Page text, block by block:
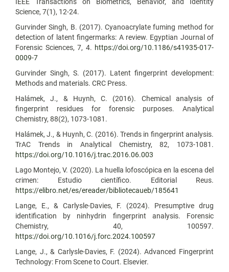
Science, 7(1), 12-24.
Gurvinder Singh, B. (2017). Cyanoacrylate fuming method for
detection of latent fingermarks: A review. Egyptian Journal of
Forensic Sciences, 7, 4. https://doi.org/10.1186/s41935-017-
0009-7
Gurvinder Singh, S. (2017). Latent fingerprint development:
Methods and materials. CRC Press.
Halámek, J., & Huynh, C. (2016). Chemical analysis of
fingerprint residues for forensic purposes. Analytical
Chemistry, 88(2), 1073-1081.
Halámek, J., & Huynh, C. (2016). Trends in fingerprint analysis.
TrAC Trends in Analytical Chemistry, 82, 1073-1081.
https://doi.org/10.1016/j.trac.2016.06.003
Lago Montejo, V. (2020). La huella lofoscópica en la escena del
crimen: Estudio científico. Editorial Reus.
https://elibro.net/es/ereader/bibliotecaueb/185641
Lange, E., & Carlysle-Davies, F. (2024). Presumptive drug
identification by ninhydrin fingerprint analysis. Forensic
Chemistry, 40, 100597.
https://doi.org/10.1016/j.forc.2024.100597
Lange, J., & Carlysle-Davies, F. (2024). Advanced Fingerprint
Technology: From Scene to Court. Elsevier.